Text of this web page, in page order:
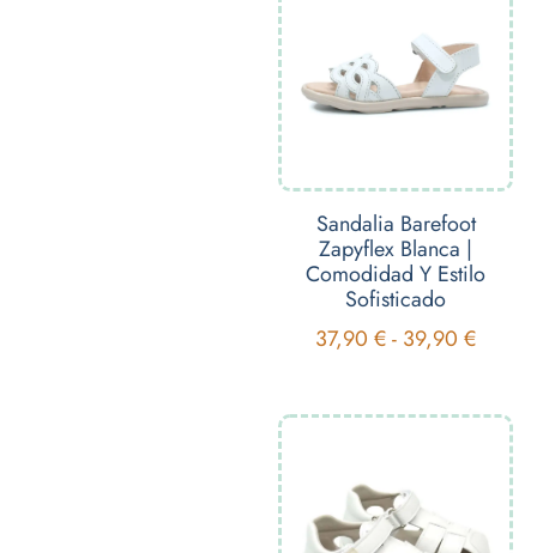
Sandalia Barefoot
Zapyflex Blanca |
Comodidad Y Estilo
Sofisticado
37,90€- 39,90€